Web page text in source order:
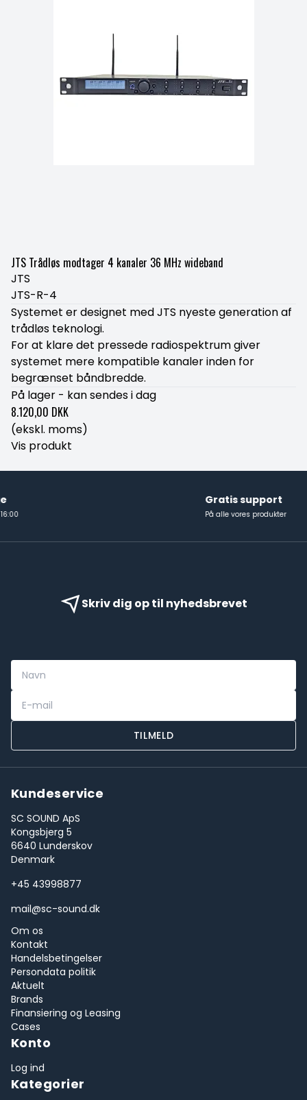
JTS Trådløs modtager 4 kanaler 36 MHz wideband
JTS
JTS-R-4
Systemet er designet med JTS nyeste generation af
trådløs teknologi.
For at klare det pressede radiospektrum giver
systemet mere kompatible kanaler inden for
begrænset båndbredde.
På lager - kan sendes i dag
8.120,00 DKK
(ekskl. moms)
Vis produkt
Skriv dig op til nyhedsbrevet
TILMELD
Kundeservice
SC SOUND ApS
Kongsbjerg 5
6640 Lunderskov
Denmark
+45 43998877
mail@sc-sound.dk
Om os
Kontakt
Handelsbetingelser
Persondata politik
Aktuelt
Brands
Finansiering og Leasing
Cases
Konto
Log ind
Kategorier